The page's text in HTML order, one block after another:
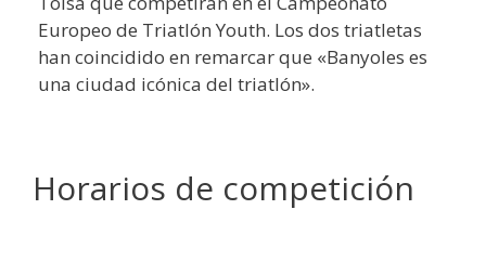
Europeo de Triatlón Youth. Los dos triatletas
han coincidido en remarcar que «Banyoles es
una ciudad icónica del triatlón».
Horarios de competición